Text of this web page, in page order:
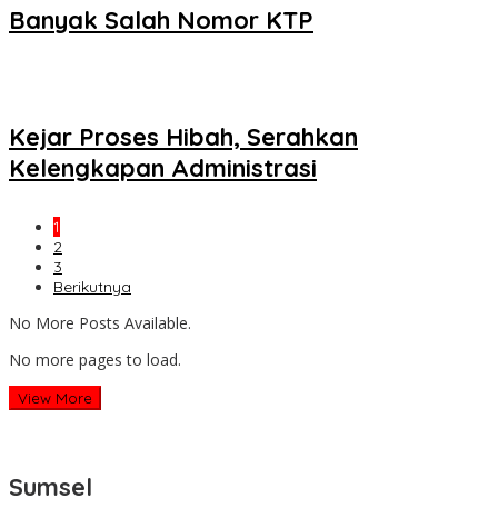
Banyak Salah Nomor KTP
Kejar Proses Hibah, Serahkan
Kelengkapan Administrasi
1
2
3
Berikutnya
No More Posts Available.
No more pages to load.
View More
Sumsel